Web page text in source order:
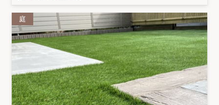
庭